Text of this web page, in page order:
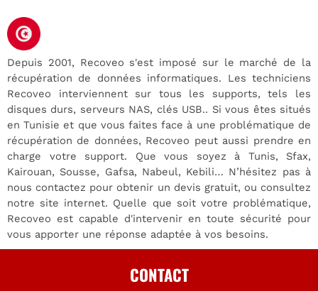
Depuis 2001, Recoveo s'est imposé sur le marché de la
récupération de données informatiques. Les techniciens
Recoveo interviennent sur tous les supports, tels les
disques durs, serveurs NAS, clés USB.. Si vous êtes situés
en Tunisie et que vous faites face à une problématique de
récupération de données, Recoveo peut aussi prendre en
charge votre support. Que vous soyez à Tunis, Sfax,
Kairouan, Sousse, Gafsa, Nabeul, Kebili… N’hésitez pas à
nous contactez pour obtenir un devis gratuit, ou consultez
notre site internet. Quelle que soit votre problématique,
Recoveo est capable d'intervenir en toute sécurité pour
vous apporter une réponse adaptée à vos besoins.
CONTACT